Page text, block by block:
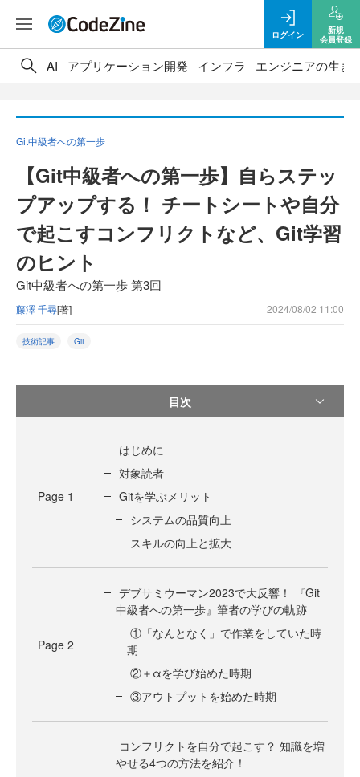
ログイン
新規
会員登録
AI アプリケーション開発 インフラ エンジニアの生き
Git中級者への第一歩
【Git中級者への第一歩】自らステッ
プアップする！ チートシートや自分
で起こすコンフリクトなど、Git学習
のヒント
Git中級者への第一歩 第3回
藤澤 千尋[著] 2024/08/02 11:00
技術記事 Git
目次
Page 1
はじめに
対象読者
Gitを学ぶメリット
システムの品質向上
スキルの向上と拡大
Page 2
デブサミウーマン2023で大反響！ 『Git
中級者への第一歩』筆者の学びの軌跡
①「なんとなく」で作業をしていた時
期
②＋αを学び始めた時期
③アウトプットを始めた時期
コンフリクトを自分で起こす？ 知識を増
やせる4つの方法を紹介！